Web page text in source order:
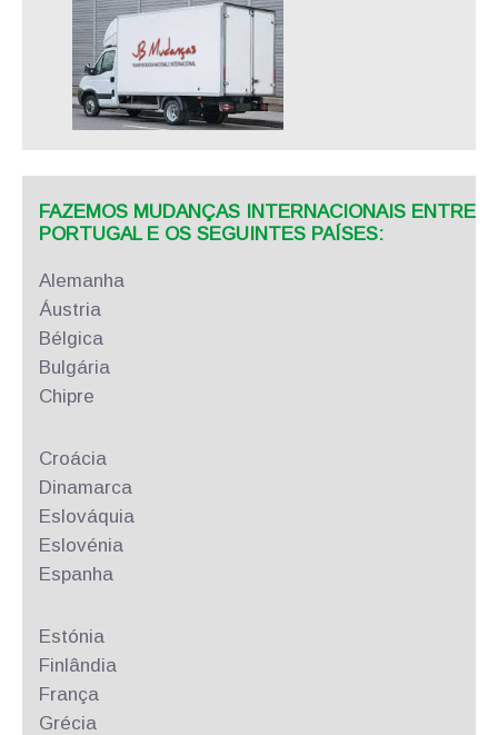
FAZEMOS MUDANÇAS INTERNACIONAIS ENTRE
PORTUGAL E OS SEGUINTES PAÍSES:
Alemanha
Áustria
Bélgica
Bulgária
Chipre
Croácia
Dinamarca
Eslováquia
Eslovénia
Espanha
Estónia
Finlândia
França
Grécia